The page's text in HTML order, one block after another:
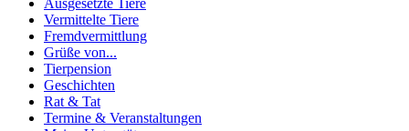
Ausgesetzte Tiere
Vermittelte Tiere
Fremdvermittlung
Grüße von...
Tierpension
Geschichten
Rat & Tat
Termine & Veranstaltungen